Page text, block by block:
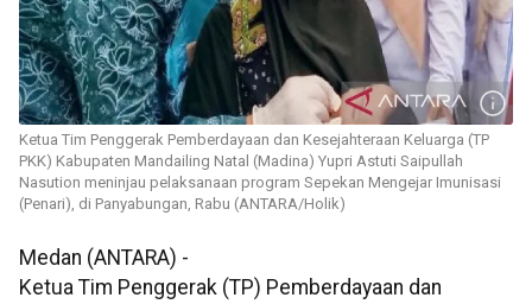
Ketua Tim Penggerak Pemberdayaan dan Kesejahteraan Keluarga (TP
PKK) Kabupaten Mandailing Natal (Madina) Yupri Astuti Saipullah
Nasution meninjau pelaksanaan program Sepekan Mengejar Imunisasi
(Penari), di Panyabungan, Rabu (ANTARA/Holik)
Medan (ANTARA) -
Ketua Tim Penggerak (TP) Pemberdayaan dan